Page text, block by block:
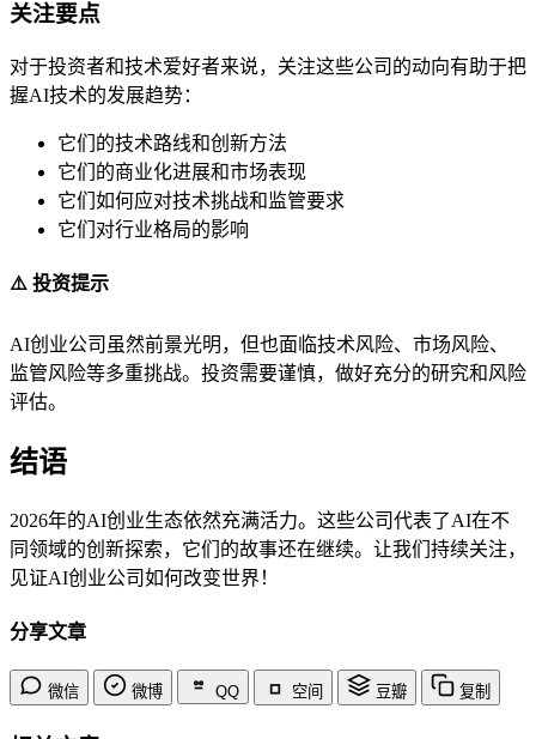
关注要点
对于投资者和技术爱好者来说，关注这些公司的动向有助于把
握AI技术的发展趋势：
它们的技术路线和创新方法
它们的商业化进展和市场表现
它们如何应对技术挑战和监管要求
它们对行业格局的影响
⚠️ 投资提示
AI创业公司虽然前景光明，但也面临技术风险、市场风险、
监管风险等多重挑战。投资需要谨慎，做好充分的研究和风险
评估。
结语
2026年的AI创业生态依然充满活力。这些公司代表了AI在不
同领域的创新探索，它们的故事还在继续。让我们持续关注，
见证AI创业公司如何改变世界！
分享文章
微信 微博 QQ 空间 豆瓣 复制